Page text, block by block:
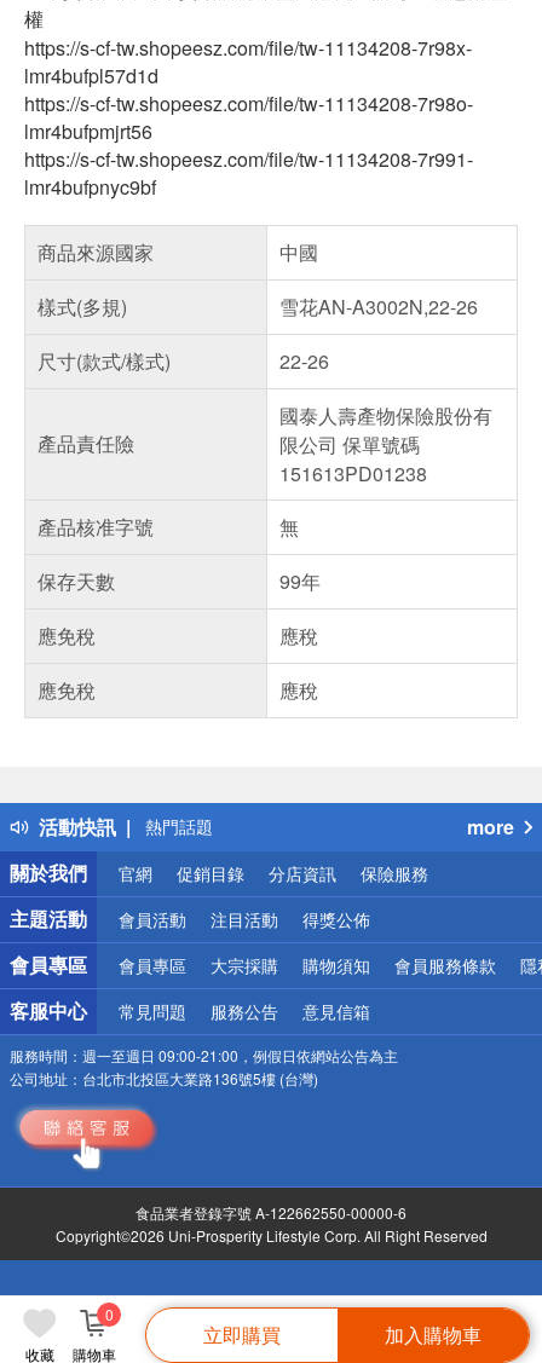
收藏 購物車
0
立即購買 加入購物車
權
https://s-cf-tw.shopeesz.com/file/tw-11134208-7r98x-
lmr4bufpl57d1d
https://s-cf-tw.shopeesz.com/file/tw-11134208-7r98o-
lmr4bufpmjrt56
https://s-cf-tw.shopeesz.com/file/tw-11134208-7r991-
lmr4bufpnyc9bf
商品來源國家
中國
樣式(多規)
雪花AN-A3002N,22-26
尺寸(款式/樣式)
22-26
產品責任險
國泰人壽產物保險股份有
限公司 保單號碼
151613PD01238
產品核准字號
無
保存天數
99年
應免稅
應稅
應免稅
應稅
活動快訊
得獎公告
熱門話題
銀行優惠
偏遠地區配送
詐騙網頁！請小心！
more
關於我們
官網 促銷目錄 分店資訊 保險服務
主題活動 會員活動 注目活動 得獎公佈
會員專區 會員專區 大宗採購 購物須知 會員服務條款 隱
客服中心 常見問題 服務公告 意見信箱
服務時間： 週一至週日 09:00-21:00，例假日依網站公告為主
公司地址： 台北市北投區大業路136號5樓 (台灣)
食品業者登錄字號 A-122662550-00000-6
Copyright©2026 Uni-Prosperity Lifestyle Corp. All Right Reserved